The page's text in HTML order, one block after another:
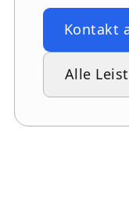
Kontakt
Alle